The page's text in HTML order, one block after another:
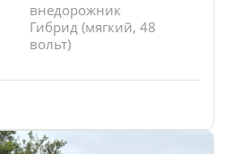
внедорожник
Гибрид (мягкий, 48
вольт)